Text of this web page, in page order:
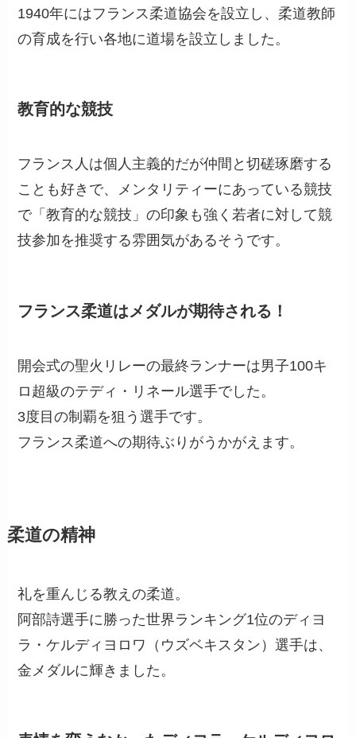
1940年にはフランス柔道協会を設立し、柔道教師
の育成を行い各地に道場を設立しました。
教育的な競技
フランス人は個人主義的だが仲間と切磋琢磨する
ことも好きで、メンタリティーにあっている競技
で「教育的な競技」の印象も強く若者に対して競
技参加を推奨する雰囲気があるそうです。
フランス柔道はメダルが期待される！
開会式の聖火リレーの最終ランナーは男子100キ
ロ超級のテディ・リネール選手でした。
3度目の制覇を狙う選手です。
フランス柔道への期待ぶりがうかがえます。
柔道の精神
礼を重んじる教えの柔道。
阿部詩選手に勝った世界ランキング1位のディヨ
ラ・ケルディヨロワ（ウズベキスタン）選手は、
金メダルに輝きました。